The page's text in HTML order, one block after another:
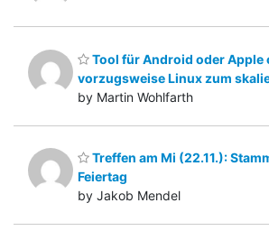
Tool für Android oder Apple
vorzugsweise Linux zum
by Martin Wohlfarth
Treffen am Mi (22.11.):
Feiertag
by Jakob Mendel